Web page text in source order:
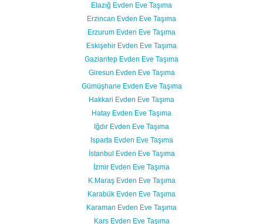
Elazığ Evden Eve Taşıma
Erzincan Evden Eve Taşıma
Erzurum Evden Eve Taşıma
Eskişehir Evden Eve Taşıma
Gaziantep Evden Eve Taşıma
Giresun Evden Eve Taşıma
Gümüşhane Evden Eve Taşıma
Hakkari Evden Eve Taşıma
Hatay Evden Eve Taşıma
Iğdır Evden Eve Taşıma
Isparta Evden Eve Taşıma
İstanbul Evden Eve Taşıma
İzmir Evden Eve Taşıma
K.Maraş Evden Eve Taşıma
Karabük Evden Eve Taşıma
Karaman Evden Eve Taşıma
Kars Evden Eve Taşıma